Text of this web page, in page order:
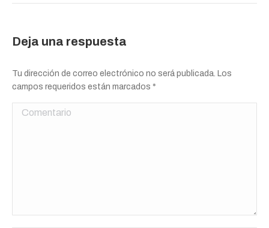
Deja una respuesta
Tu dirección de correo electrónico no será publicada. Los
campos requeridos están marcados *
Comentario